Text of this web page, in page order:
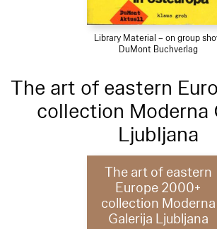
Library Material – on group
DuMont Buchverlag
The art of eastern
collection Moderna
Ljubljana
The art of eastern
Europe 2000+
collection Moderna
Galerija Ljubljana